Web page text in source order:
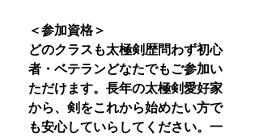
＜参加資格＞
どのクラスも太極剣歴問わず初心
者・ベテランどなたでもご参加い
ただけます。長年の太極剣愛好家
から、剣をこれから始めたい方で
も安心していらしてください。一